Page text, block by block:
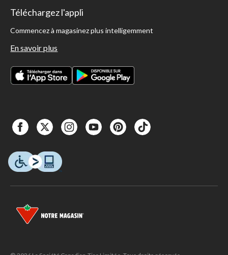
Téléchargez l'appli
Commencez à magasinez plus intelligemment
En savoir plus